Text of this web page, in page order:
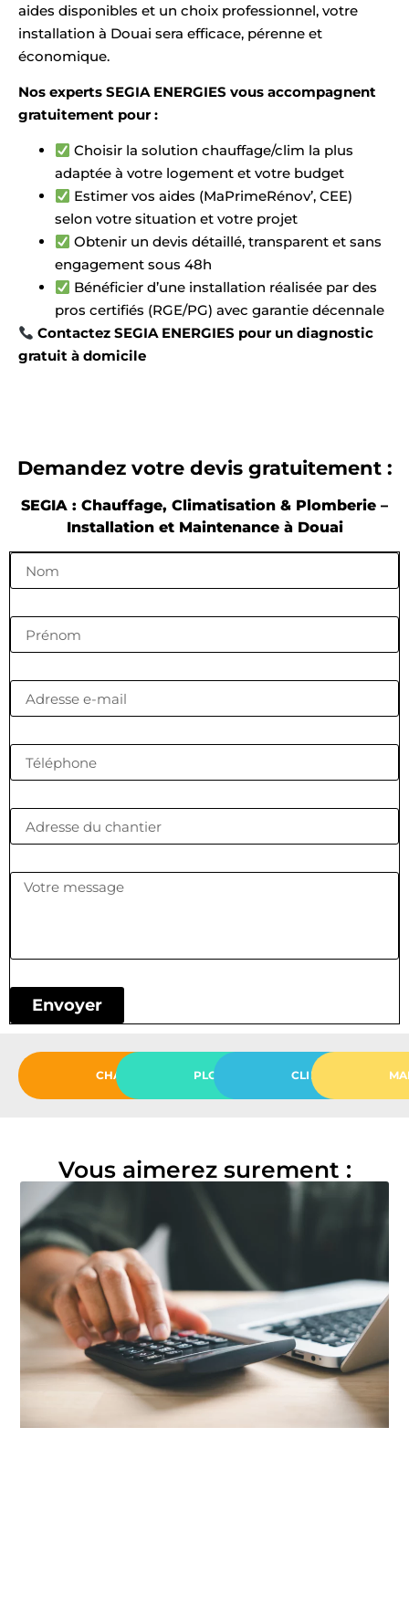
aides disponibles et un choix professionnel, votre
installation à Douai sera efficace, pérenne et
économique.
Nos experts SEGIA ENERGIES vous accompagnent
gratuitement pour :
Choisir la solution chauffage/clim la plus
adaptée à votre logement et votre budget
Estimer vos aides (MaPrimeRénov’, CEE)
selon votre situation et votre projet
Obtenir un devis détaillé, transparent et sans
engagement sous 48h
Bénéficier d’une installation réalisée par des
pros certifiés (RGE/PG) avec garantie décennale
Contactez SEGIA ENERGIES pour un diagnostic
gratuit à domicile
Demandez votre devis gratuitement :
SEGIA : Chauffage, Climatisation & Plomberie –
Installation et Maintenance à Douai
Envoyer
CHAUFFAGE PLOMBERIE CLIMATISATION
Vous aimerez surement :